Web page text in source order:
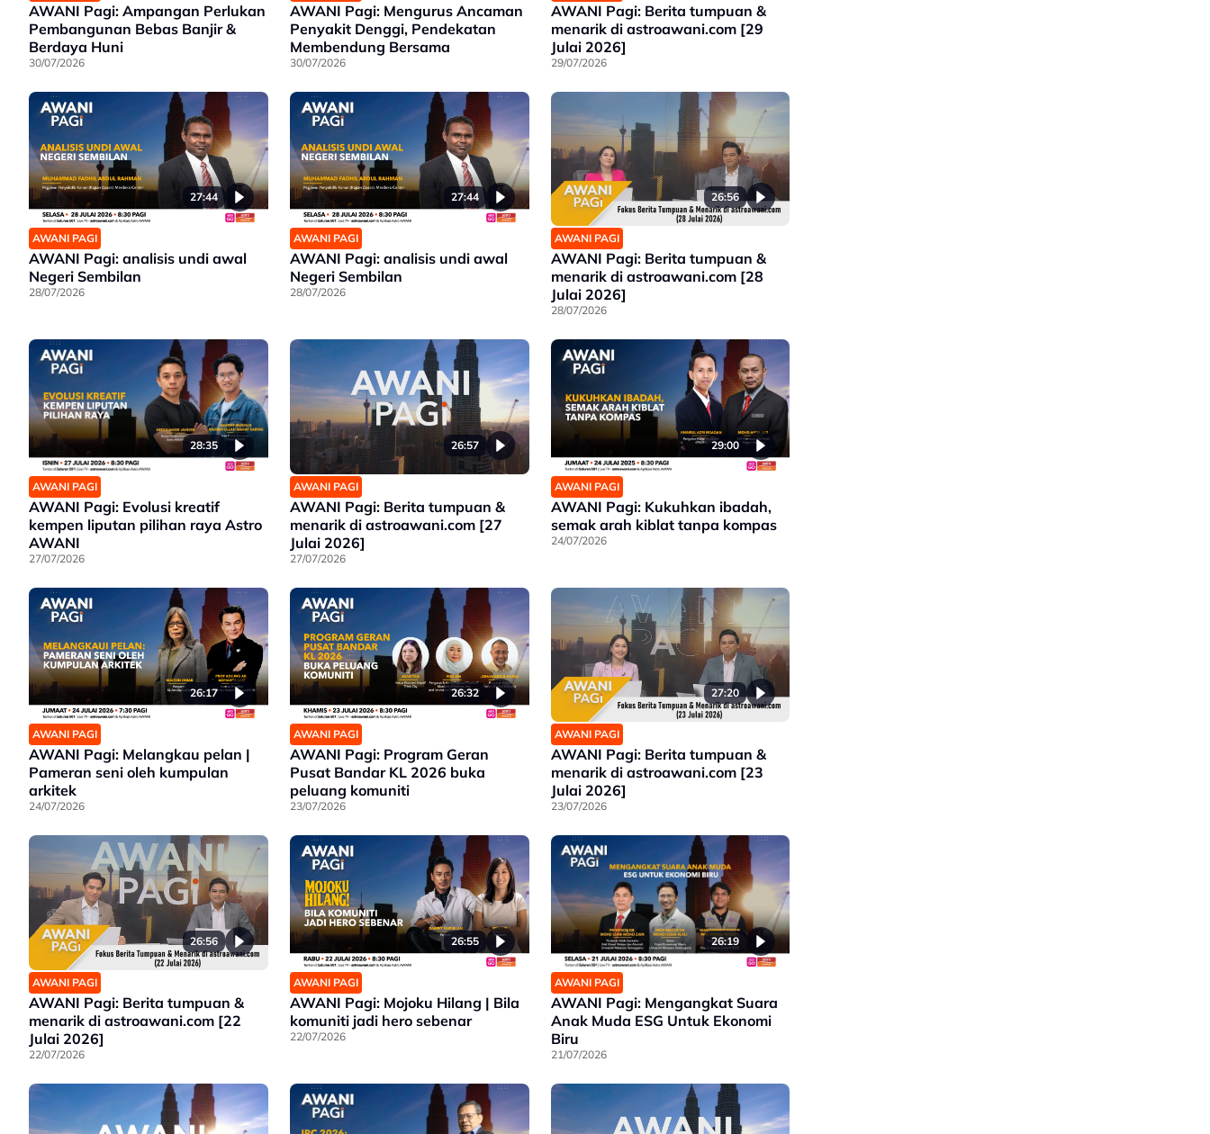
AWANI Pagi: Ampangan Perlukan
Pembangunan Bebas Banjir &
Berdaya Huni
30/07/2026
AWANI Pagi: Mengurus Ancaman
Penyakit Denggi, Pendekatan
Membendung Bersama
30/07/2026
AWANI Pagi: Berita tumpuan &
menarik di astroawani.com [29
Julai 2026]
29/07/2026
27:44
AWANI PAGI
AWANI Pagi: analisis undi awal
Negeri Sembilan
28/07/2026
27:44
AWANI PAGI
AWANI Pagi: analisis undi awal
Negeri Sembilan
28/07/2026
26:56
AWANI PAGI
AWANI Pagi: Berita tumpuan &
menarik di astroawani.com [28
Julai 2026]
28/07/2026
28:35
AWANI PAGI
AWANI Pagi: Evolusi kreatif
kempen liputan pilihan raya Astro
AWANI
27/07/2026
26:57
AWANI PAGI
AWANI Pagi: Berita tumpuan &
menarik di astroawani.com [27
Julai 2026]
27/07/2026
29:00
AWANI PAGI
AWANI Pagi: Kukuhkan ibadah,
semak arah kiblat tanpa kompas
24/07/2026
26:17
AWANI PAGI
AWANI Pagi: Melangkau pelan |
Pameran seni oleh kumpulan
arkitek
24/07/2026
26:32
AWANI PAGI
AWANI Pagi: Program Geran
Pusat Bandar KL 2026 buka
peluang komuniti
23/07/2026
27:20
AWANI PAGI
AWANI Pagi: Berita tumpuan &
menarik di astroawani.com [23
Julai 2026]
23/07/2026
26:56
AWANI PAGI
AWANI Pagi: Berita tumpuan &
menarik di astroawani.com [22
Julai 2026]
22/07/2026
26:55
AWANI PAGI
AWANI Pagi: Mojoku Hilang | Bila
komuniti jadi hero sebenar
22/07/2026
26:19
AWANI PAGI
AWANI Pagi: Mengangkat Suara
Anak Muda ESG Untuk Ekonomi
Biru
21/07/2026